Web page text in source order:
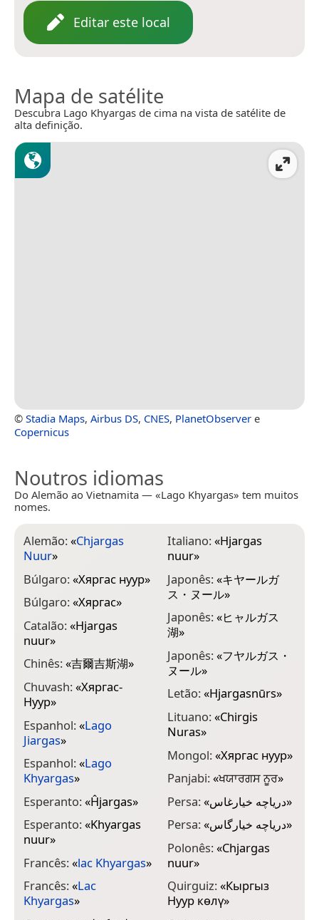
Editar este local
Mapa de satélite
Descubra Lago Khyargas de cima na vista de satélite de
alta definição.
© Stadia Maps, Airbus DS, CNES, PlanetObserver e
Copernicus
Noutros idiomas
Do Alemão ao Vietnamita — «Lago Khyargas» tem muitos
nomes.
Alemão:«Chjargas
Nuur»
Búlgaro:«Хяргас нуур»
Búlgaro:«Хяргас»
Catalão:«Hjargas
nuur»
Chinês:«吉爾吉斯湖»
Chuvash:«Хяргас-
Нуур»
Espanhol:«Lago
Jiargas»
Espanhol:«Lago
Khyargas»
Esperanto:«Ĥjargas»
Esperanto:«Khyargas
nuur»
Francês:«lac Khyargas»
Francês:«Lac
Khyargas»
Italiano:«Hjargas
nuur»
Japonês:«キヤールガ
ス・ヌール»
Japonês:«ヒャルガス
湖»
Japonês:«フヤルガス・
ヌール»
Letão:«Hjargasnūrs»
Lituano:«Chirgis
Nuras»
Mongol:«Хяргас нуур»
Panjabi:«ਖਯਾਰਗਸ ਨੂਰ»
Persa:«دریاچه خیارغاس»
Persa:«دریاچه خیارگاس»
Polonês:«Chjargas
nuur»
Quirguiz:«Кыргыз
Нуур көлү»